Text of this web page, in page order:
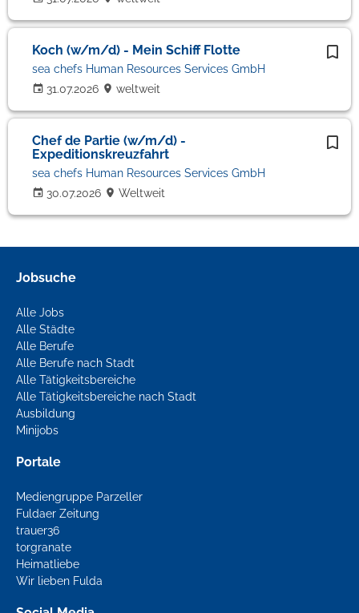
Koch (w/m/d) - Mein Schiff Flotte
31.07.2026
sea chefs Human Resources Services GmbH
weltweit
Chef de Partie (w/m/d) -
Expeditionskreuzfahrt
30.07.2026
sea chefs Human Resources Services GmbH
Weltweit
Jobsuche
Alle Jobs
Alle Städte
Alle Berufe
Alle Berufe nach Stadt
Alle Tätigkeitsbereiche
Alle Tätigkeitsbereiche nach Stadt
Ausbildung
Minijobs
Portale
Mediengruppe Parzeller
Fuldaer Zeitung
trauer36
torgranate
Heimatliebe
Wir lieben Fulda